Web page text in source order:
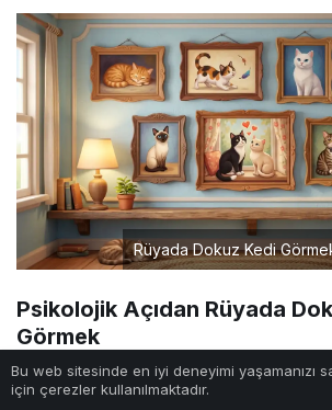
Rüyada Dokuz Kedi
Psikolojik Açıdan Rüyada
Görmek
Psikolojik açıdan rüyada dokuz
Bu web sitesinde en iyi deneyimi yaşamanızı
için çerezler kullanılmaktadır.
Anasayfa